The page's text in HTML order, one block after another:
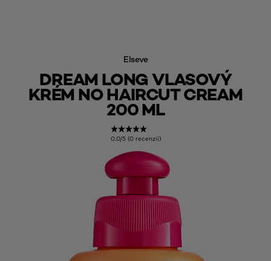
Elseve
DREAM LONG VLASOVÝ
KRÉM NO HAIRCUT CREAM
200 ML
0,0/5 (0 recenzií)